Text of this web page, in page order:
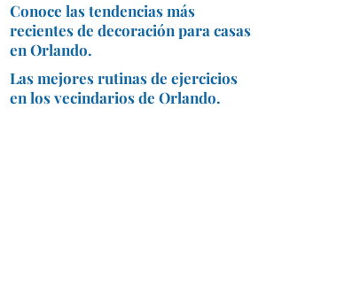
Conoce las tendencias más
recientes de decoración para casas
en Orlando.
Las mejores rutinas de ejercicios
en los vecindarios de Orlando.